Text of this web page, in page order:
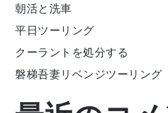
朝活と洗車
平日ツーリング
クーラントを処分する
磐梯吾妻リベンジツーリング